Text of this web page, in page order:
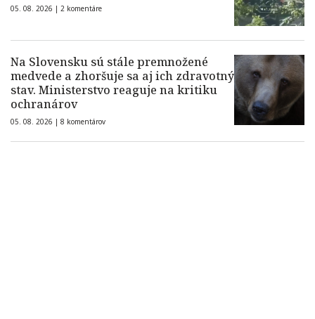
05. 08. 2026 | 2 komentáre
Na Slovensku sú stále premnožené
medvede a zhoršuje sa aj ich zdravotný
stav. Ministerstvo reaguje na kritiku
ochranárov
05. 08. 2026 | 8 komentárov